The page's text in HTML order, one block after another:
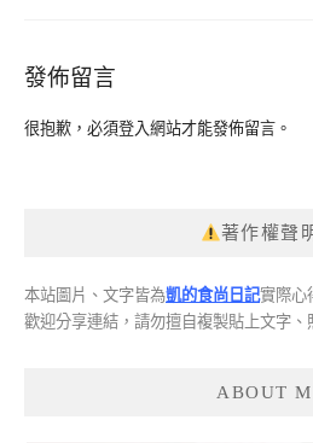
發佈留言
很抱歉，必須登入網站才能發佈留言。
著作權聲
本站圖片、文字皆為凱的食尚日記實際心
歡迎分享連結，請勿擅自複製貼上文字、
ABOUT